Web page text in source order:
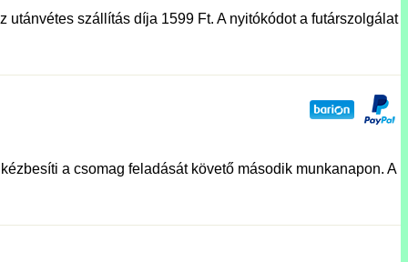
szállítás díja 1599 Ft. A nyitókódot a futárszolgálat
a csomag feladását követő második munkanapon. A